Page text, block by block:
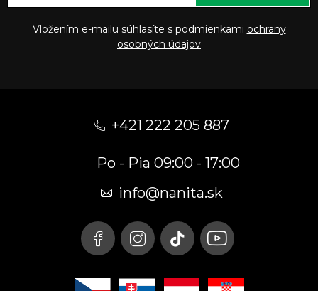
Vložením e-mailu súhlasíte s podmienkami ochrany
osobných údajov
+421 222 205 887
Po - Pia 09:00 - 17:00
info@nanita.sk